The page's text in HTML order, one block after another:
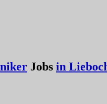
Jobs in